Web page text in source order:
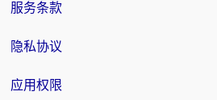
服务条款
隐私协议
应用权限